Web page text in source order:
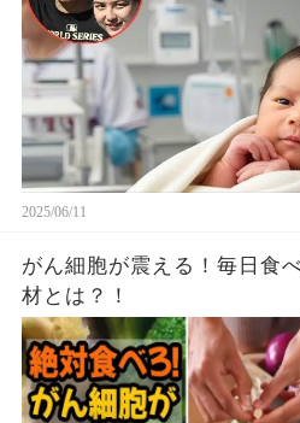
2025/06/11
がん細胞が震える！毎日食
材とは？！